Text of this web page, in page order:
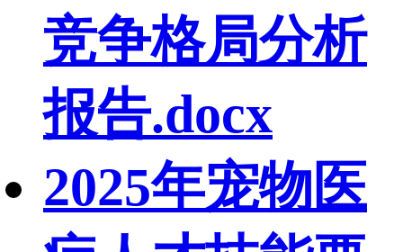
竞争格局分析
报告.docx
2025年宠物医